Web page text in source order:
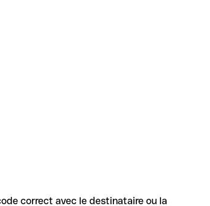
correct avec le destinataire ou la